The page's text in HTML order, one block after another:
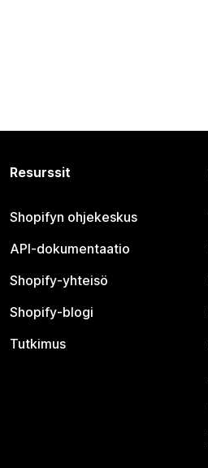
Resurssit
Shopifyn ohjekeskus
API-dokumentaatio
Shopify-yhteisö
Shopify-blogi
Tutkimus